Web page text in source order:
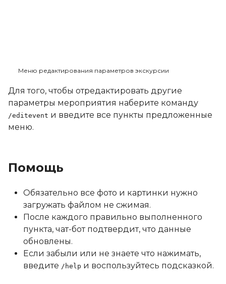
Меню редактирования параметров экскурсии
Для того, чтобы отредактировать другие
параметры мероприятия наберите команду
/editevent и введите все пункты предложенные
меню.
Помощь
Обязательно все фото и картинки нужно
загружать файлом не сжимая.
После каждого правильно выполненного
пункта, чат-бот подтвердит, что данные
обновлены.
Если забыли или не знаете что нажимать,
введите /help и воспользуйтесь подсказкой.